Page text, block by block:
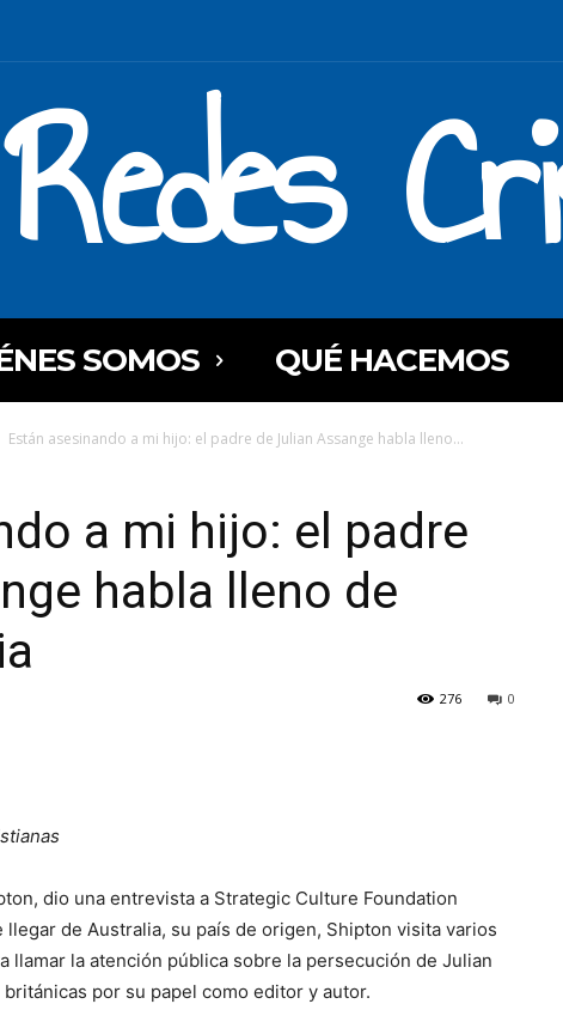
Redes
SOMOS QUÉ HACEMOS
Están asesinando a mi hijo: el padre de Julian Assange habla lleno...
a mi hijo: el padre
habla lleno de
0
276
dio una entrevista a Strategic Culture Foundation
de Australia, su país de origen, Shipton visita varios
llamar la atención pública sobre la persecución de Julian
por su papel como editor y autor.